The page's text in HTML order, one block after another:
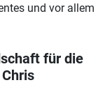
und vor allem
für die